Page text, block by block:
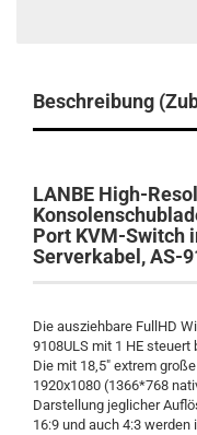
Beschreibung
LANBE High-
Port KVM-Switch
Serverkabel, AS-
Die ausziehbare FullHD
9108ULS mit 1 HE steuert
Die mit 18,5" extrem
1920x1080 (1366*768
Darstellung jeglicher
16:9 und auch 4:3